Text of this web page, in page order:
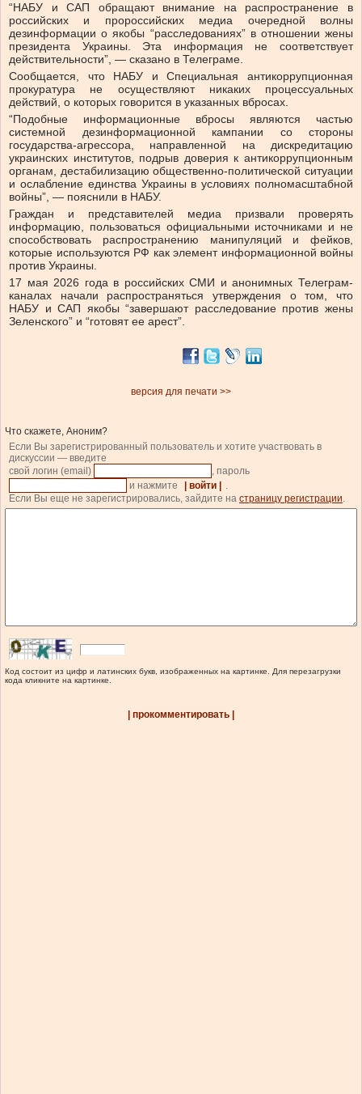
“НАБУ и САП обращают внимание на распространение в
российских и пророссийских медиа очередной волны
дезинформации о якобы “расследованиях” в отношении жены
президента Украины. Эта информация не соответствует
действительности”, — сказано в Телеграме.
Сообщается, что НАБУ и Специальная антикоррупционная
прокуратура не осуществляют никаких процессуальных
действий, о которых говорится в указанных вбросах.
“Подобные информационные вбросы являются частью
системной дезинформационной кампании со стороны
государства-агрессора, направленной на дискредитацию
украинских институтов, подрыв доверия к антикоррупционным
органам, дестабилизацию общественно-политической ситуации
и ослабление единства Украины в условиях полномасштабной
войны”, — пояснили в НАБУ.
Граждан и представителей медиа призвали проверять
информацию, пользоваться официальными источниками и не
способствовать распространению манипуляций и фейков,
которые используются РФ как элемент информационной войны
против Украины.
17 мая 2026 года в российских СМИ и анонимных Телеграм-
каналах начали распространяться утверждения о том, что
НАБУ и САП якобы “завершают расследование против жены
Зеленского” и “готовят ее арест”.
версия для печати >>
Что скажете, Аноним?
Если Вы зарегистрированный пользователь и хотите участвовать в
дискуссии — введите
свой логин (email)
, пароль
и нажмите
| войти |
.
Если Вы еще не зарегистрировались, зайдите на страницу регистрации.
Код состоит из цифр и латинских букв, изображенных на картинке. Для перезагрузки
кода кликните на картинке.
| прокомментировать |